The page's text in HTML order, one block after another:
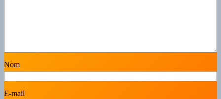
Nom
E-mail